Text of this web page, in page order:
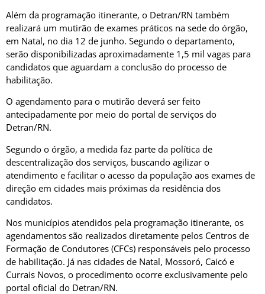
Além da programação itinerante, o Detran/RN também
realizará um mutirão de exames práticos na sede do órgão,
em Natal, no dia 12 de junho. Segundo o departamento,
serão disponibilizadas aproximadamente 1,5 mil vagas para
candidatos que aguardam a conclusão do processo de
habilitação.
O agendamento para o mutirão deverá ser feito
antecipadamente por meio do portal de serviços do
Detran/RN.
Segundo o órgão, a medida faz parte da política de
descentralização dos serviços, buscando agilizar o
atendimento e facilitar o acesso da população aos exames de
direção em cidades mais próximas da residência dos
candidatos.
Nos municípios atendidos pela programação itinerante, os
agendamentos são realizados diretamente pelos Centros de
Formação de Condutores (CFCs) responsáveis pelo processo
de habilitação. Já nas cidades de Natal, Mossoró, Caicó e
Currais Novos, o procedimento ocorre exclusivamente pelo
portal oficial do Detran/RN.